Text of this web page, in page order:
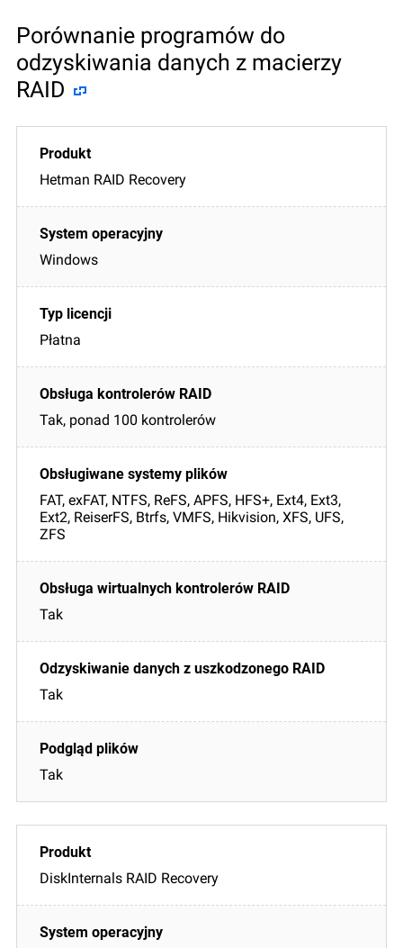
Porównanie programów do
odzyskiwania danych z macierzy
RAID
Hetman RAID Recovery
Windows
Płatna
Tak, ponad 100 kontrolerów
FAT, exFAT, NTFS, ReFS, APFS, HFS+, Ext4, Ext3,
Ext2, ReiserFS, Btrfs, VMFS, Hikvision, XFS, UFS,
ZFS
Tak
Tak
Tak
DiskInternals RAID Recovery